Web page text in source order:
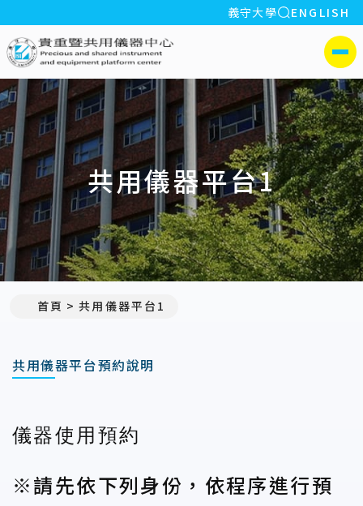
:::
義守大學 全站搜索
ENGLISH
義守大學貴重暨共用儀器中心
側選單
共用儀器平台1
首頁 共用儀器平台1
共用儀器平台預約說明
儀器使用預約
※請先依下列身份，依程序進行預